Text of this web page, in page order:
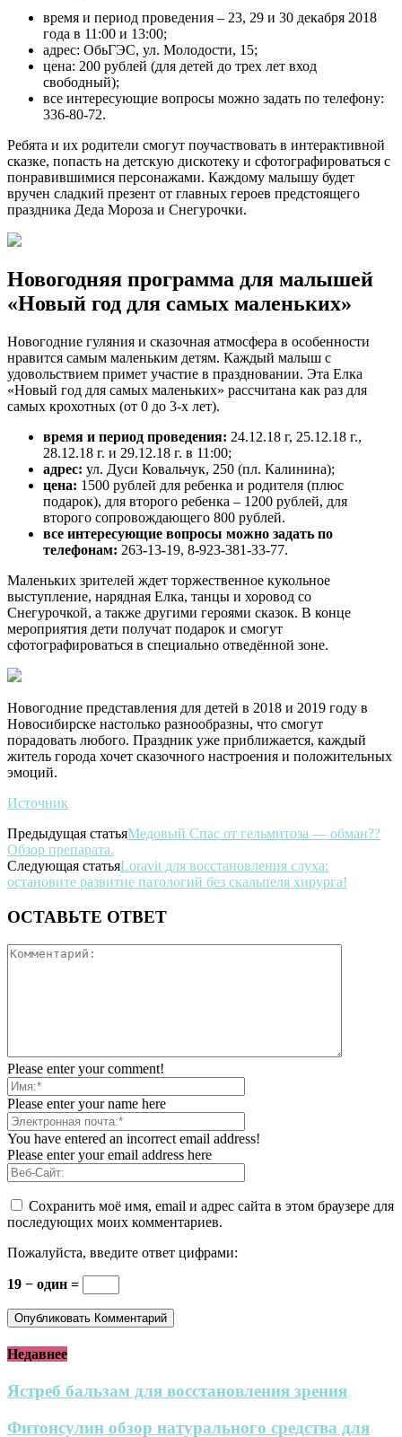
время и период проведения – 23, 29 и 30 декабря 2018
года в 11:00 и 13:00;
адрес: ОбьГЭС, ул. Молодости, 15;
цена: 200 рублей (для детей до трех лет вход
свободный);
все интересующие вопросы можно задать по телефону:
336-80-72.
Ребята и их родители смогут поучаствовать в интерактивной
сказке, попасть на детскую дискотеку и сфотографироваться с
понравившимися персонажами. Каждому малышу будет
вручен сладкий презент от главных героев предстоящего
праздника Деда Мороза и Снегурочки.
Новогодняя программа для малышей
«Новый год для самых маленьких»
Новогодние гуляния и сказочная атмосфера в особенности
нравится самым маленьким детям. Каждый малыш с
удовольствием примет участие в праздновании. Эта Елка
«Новый год для самых маленьких» рассчитана как раз для
самых крохотных (от 0 до 3-х лет).
время и период проведения: 24.12.18 г, 25.12.18 г.,
28.12.18 г. и 29.12.18 г. в 11:00;
адрес: ул. Дуси Ковальчук, 250 (пл. Калинина);
цена: 1500 рублей для ребенка и родителя (плюс
подарок), для второго ребенка – 1200 рублей, для
второго сопровождающего 800 рублей.
все интересующие вопросы можно задать по
телефонам: 263-13-19, 8-923-381-33-77.
Маленьких зрителей ждет торжественное кукольное
выступление, нарядная Елка, танцы и хоровод со
Снегурочкой, а также другими героями сказок. В конце
мероприятия дети получат подарок и смогут
сфотографироваться в специально отведённой зоне.
Новогодние представления для детей в 2018 и 2019 году в
Новосибирске настолько разнообразны, что смогут
порадовать любого. Праздник уже приближается, каждый
житель города хочет сказочного настроения и положительных
эмоций.
Источник
Предыдущая статьяМедовый Спас от гельмитоза — обман??
Обзор препарата.
Следующая статьяLoravit для восстановления слуха:
остановите развитие патологий без скальпеля хирурга!
ОСТАВЬТЕ ОТВЕТ
Please enter your comment!
Please enter your name here
You have entered an incorrect email address!
Please enter your email address here
Сохранить моё имя, email и адрес сайта в этом браузере для
последующих моих комментариев.
Пожалуйста, введите ответ цифрами:
19 − один =
Недавнее
Ястреб бальзам для восстановления зрения
Фитонсулин обзор натурального средства для